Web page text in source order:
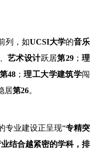
列，如UCSI大学的音乐
、艺术设计跃居第29； 理
48 ；理工大学建筑学闯
居第26。
专业建设正呈现“专精突
结合越紧密的学科，排